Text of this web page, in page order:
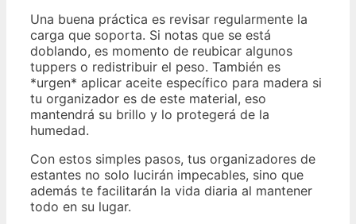
Una buena práctica es revisar regularmente la
carga que soporta. Si notas que se está
doblando, es momento de reubicar algunos
tuppers o redistribuir el peso. También es
*urgen* aplicar aceite específico para madera si
tu organizador es de este material, eso
mantendrá su brillo y lo protegerá de la
humedad.
Con estos simples pasos, tus organizadores de
estantes no solo lucirán impecables, sino que
además te facilitarán la vida diaria al mantener
todo en su lugar.